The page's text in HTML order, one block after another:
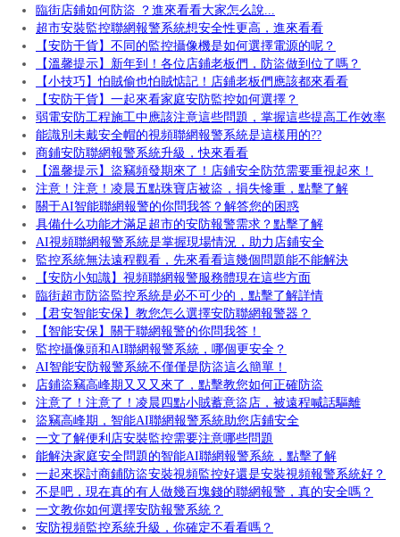
臨街店鋪如何防盜 ？進來看看大家怎么說...
超市安裝監控聯網報警系統想安全性更高，進來看看
【安防干貨】不同的監控攝像機是如何選擇電源的呢？
【溫馨提示】新年到！各位店鋪老板們，防盜做到位了嗎？
【小技巧】怕賊偷也怕賊惦記！店鋪老板們應該都來看看
【安防干貨】一起來看家庭安防監控如何選擇？
弱電安防工程施工中應該注意這些問題，掌握這些提高工作效率
能識別未戴安全帽的視頻聯網報警系統是這樣用的??
商鋪安防聯網報警系統升級，快來看看
【溫馨提示】盜竊頻發期來了！店鋪安全防范需要重視起來！
注意！注意！凌晨五點珠寶店被盜，損失慘重，點擊了解
關于AI智能聯網報警的你問我答？解答您的困惑
具備什么功能才滿足超市的安防報警需求？點擊了解
AI視頻聯網報警系統是掌握現場情況，助力店鋪安全
監控系統無法遠程觀看，先來看看這幾個問題能不能解決
【安防小知識】視頻聯網報警服務體現在這些方面
臨街超市防盜監控系統是必不可少的，點擊了解詳情
【君安智能安保】教您怎么選擇安防聯網報警器？
【智能安保】關于聯網報警的你問我答！
監控攝像頭和AI聯網報警系統，哪個更安全？
AI智能安防報警系統不僅僅是防盜這么簡單！
店鋪盜竊高峰期又又又來了，點擊教您如何正確防盜
注意了！注意了！凌晨四點小賊蓄意盜店，被遠程喊話驅離
盜竊高峰期，智能AI聯網報警系統助您店鋪安全
一文了解便利店安裝監控需要注意哪些問題
能解決家庭安全問題的智能AI聯網報警系統，點擊了解
一起來探討商鋪防盜安裝視頻監控好還是安裝視頻報警系統好？
不是吧，現在真的有人做幾百塊錢的聯網報警，真的安全嗎？
一文教你如何選擇安防報警系統？
安防視頻監控系統升級，你確定不看看嗎？